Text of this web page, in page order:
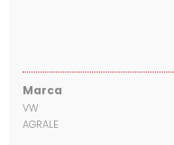
Marca
VW
AGRALE